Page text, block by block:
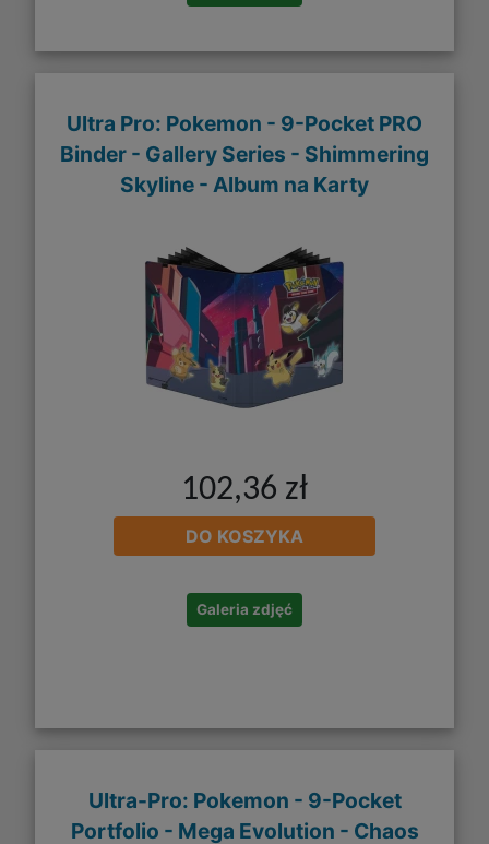
Ultra Pro: Pokemon - 9-Pocket PRO
Binder - Gallery Series - Shimmering
Skyline - Album na Karty
102,36 zł
DO KOSZYKA
Galeria zdjęć
Ultra-Pro: Pokemon - 9-Pocket
Portfolio - Mega Evolution - Chaos